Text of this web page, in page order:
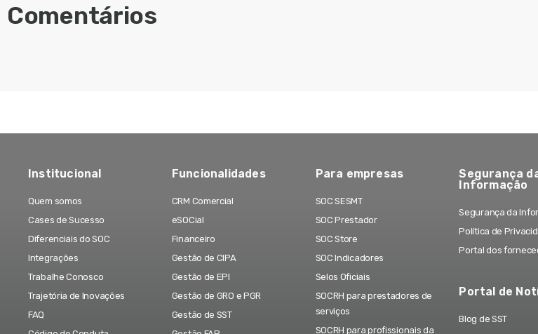
Comentários
Institucional
Quem somos
Cases de Sucesso
Diferenciais do SOC
Integrações
Trabalhe Conosco
Trajetória de Inovações
FAQ
Funcionalidades
CRM Comercial
eSOCial
Financeiro
Gestão de CIPA
Gestão de EPI
Gestão de GRO e PGR
Gestão de SST
Para empresas
SOC SESMT
SOC Prestador
SOC Store
SOC Indicadores
Selos Oficiais
SOCRH para prestadores de
serviços
SOCRH para profissionais da
Segurança
Informação
Segurança da
Política de
Portal dos
Portal de
Blog de SST